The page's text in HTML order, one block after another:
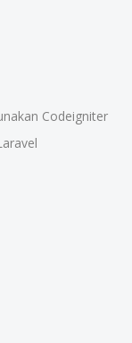
Codeigniter